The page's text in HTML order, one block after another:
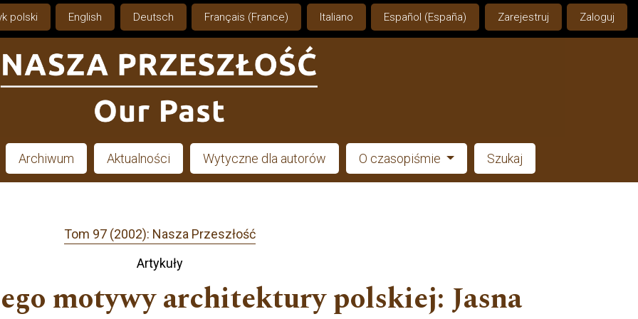
polski English Deutsch Français (France) Italiano Español (España) Zarejestruj Zaloguj
Archiwum Aktualności Wytyczne dla autorów O czasopiśmie Szukaj
Tom 97 (2002): Nasza Przeszłość
Artykuły
motywy architektury polskiej: Jasna